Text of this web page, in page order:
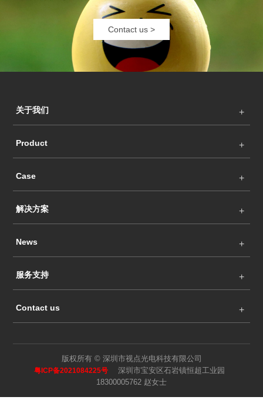
Language
Contact us >
关于我们
Product
Case
解决方案
News
服务支持
Contact us
版权所有 © 深圳市视点光电科技有限公司
粤ICP备2021084225号
深圳市宝安区石岩镇恒超工业园
18300005762 赵女士